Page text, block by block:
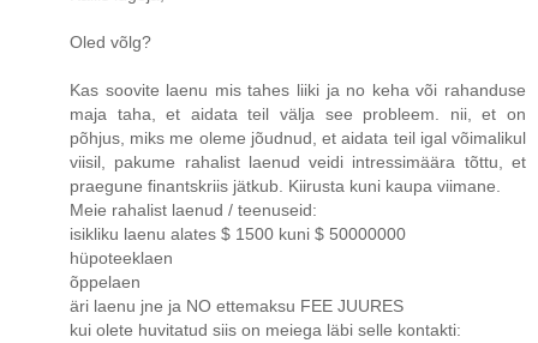
Oled võlg?
Kas soovite laenu mis tahes liiki ja no keha või rahanduse
maja taha, et aidata teil välja see probleem. nii, et on
põhjus, miks me oleme jõudnud, et aidata teil igal võimalikul
viisil, pakume rahalist laenud veidi intressimäära tõttu, et
praegune finantskriis jätkub. Kiirusta kuni kaupa viimane.
Meie rahalist laenud / teenuseid:
isikliku laenu alates $ 1500 kuni $ 50000000
hüpoteeklaen
õppelaen
äri laenu jne ja NO ettemaksu FEE JUURES
kui olete huvitatud siis on meiega läbi selle kontakti: